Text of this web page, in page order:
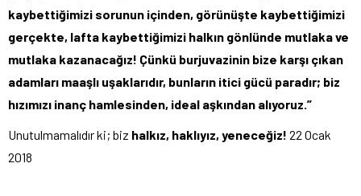
kaybettiğimizi sorunun içinden, görünüşte kaybettiğimizi
gerçekte, lafta kaybettiğimizi halkın gönlünde mutlaka ve
mutlaka kazanacağız! Çünkü burjuvazinin bize karşı çıkan
adamları maaşlı uşaklarıdır, bunların itici gücü paradır; biz
hızımızı inanç hamlesinden, ideal aşkından alıyoruz.”
Unutulmamalıdır ki; biz halkız, haklıyız, yeneceğiz! 22 Ocak
2018